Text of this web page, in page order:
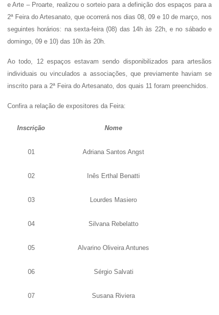
e Arte – Proarte, realizou o sorteio para a definição dos espaços para a
2ª Feira do Artesanato, que ocorrerá nos dias 08, 09 e 10 de março, nos
seguintes horários: na sexta-feira (08) das 14h às 22h, e no sábado e
domingo, 09 e 10) das 10h às 20h.
Ao todo, 12 espaços estavam sendo disponibilizados para artesãos
individuais ou vinculados a associações, que previamente haviam se
inscrito para a 2ª Feira do Artesanato, dos quais 11 foram preenchidos.
Confira a relação de expositores da Feira:
Inscrição Nome
01 Adriana Santos Angst
02 Inês Erthal Benatti
03 Lourdes Masiero
04 Silvana Rebelatto
05 Alvarino Oliveira Antunes
06 Sérgio Salvati
07 Susana Riviera